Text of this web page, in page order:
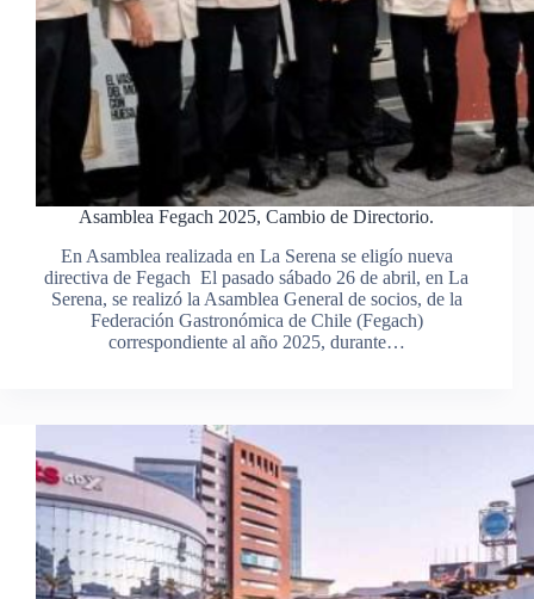
Asamblea Fegach 2025, Cambio de Directorio.
En Asamblea realizada en La Serena se eligío nueva
directiva de Fegach El pasado sábado 26 de abril, en La
Serena, se realizó la Asamblea General de socios, de la
Federación Gastronómica de Chile (Fegach)
correspondiente al año 2025, durante…